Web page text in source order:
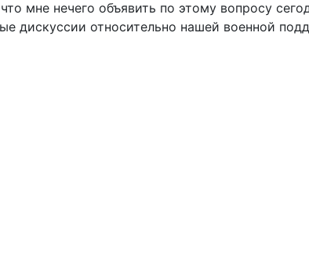
мне нечего объявить по этому вопросу
дискуссии относительно нашей военной